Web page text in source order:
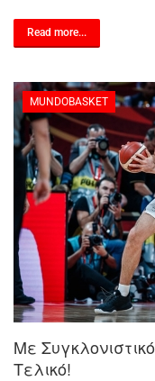
Read more...
MUNDOBASKET
Με
Τελικό!